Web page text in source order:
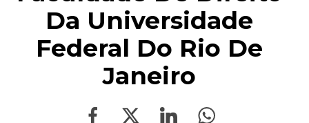
Da Universidade
Federal Do Rio De
Janeiro